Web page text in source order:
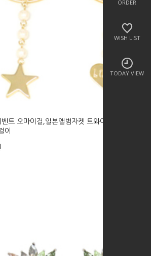
ORDER
WISH LIST
TODAY VIEW
벤트 오마이걸,일본앨범자켓 트와이스- love with
이